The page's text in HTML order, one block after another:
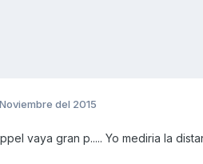
del 2015
vaya gran p..... Yo mediria la